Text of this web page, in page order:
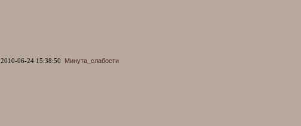
2010-06-24 15:38:50 Минута_слабости